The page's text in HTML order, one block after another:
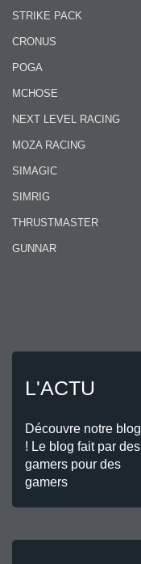
STRIKE PACK
CRONUS
POGA
MCHOSE
NEXT LEVEL RACING
MOZA RACING
SIMAGIC
SIMRIG
THRUSTMASTER
GUNNAR
L'ACTU
Découvre notre blog
! Le blog fait par des
gamers pour des
gamers